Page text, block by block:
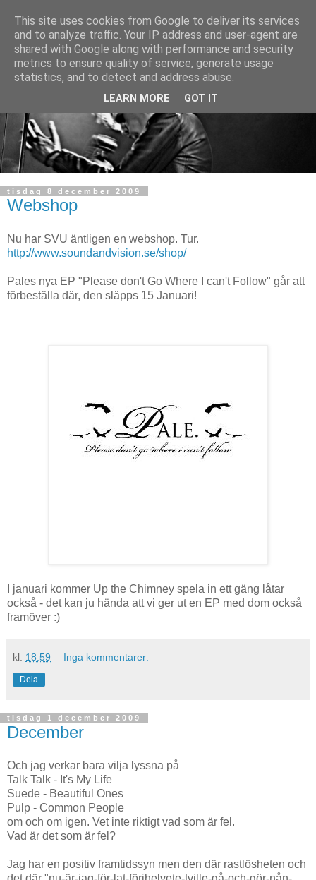
tisdag 8 december 2009
Webshop
Nu har SVU äntligen en webshop. Tur.
http://www.soundandvision.se/shop/
Pales nya EP "Please don't Go Where I can't Follow" går att
förbeställa där, den släpps 15 Januari!
I januari kommer Up the Chimney spela in ett gäng låtar
också - det kan ju hända att vi ger ut en EP med dom också
framöver :)
kl. 18:59 Inga kommentarer:
Dela
tisdag 1 december 2009
December
Och jag verkar bara vilja lyssna på
Talk Talk - It's My Life
Suede - Beautiful Ones
Pulp - Common People
om och om igen. Vet inte riktigt vad som är fel.
Vad är det som är fel?
Jag har en positiv framtidssyn men den där rastlösheten och
This site uses cookies from Google to deliver its services
and to analyze traffic. Your IP address and user-agent are
shared with Google along with performance and security
metrics to ensure quality of service, generate usage
statistics, and to detect and address abuse.
LEARN MORE GOT IT